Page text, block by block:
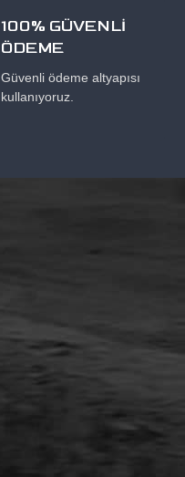
100% GÜVENLİ
ÖDEME
Güvenli ödeme altyapısı
kullanıyoruz.